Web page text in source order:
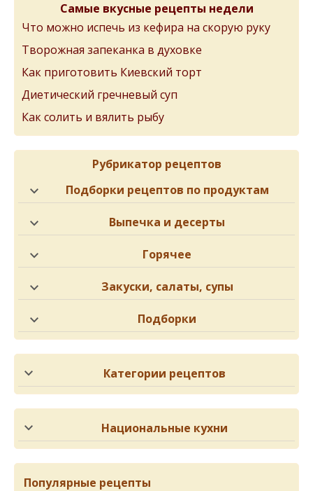
Самые вкусные рецепты недели
Что можно испечь из кефира на скорую руку
Творожная запеканка в духовке
Как приготовить Киевский торт
Диетический гречневый суп
Как солить и вялить рыбу
Рубрикатор рецептов
Подборки рецептов по продуктам
Выпечка и десерты
Горячее
Закуски, салаты, супы
Подборки
Категории рецептов
Национальные кухни
Популярные рецепты